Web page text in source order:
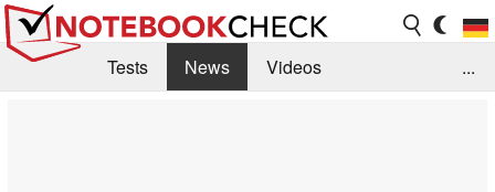
Tests News
Videos
...